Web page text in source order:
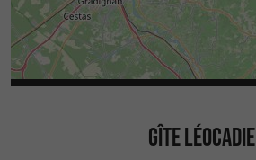
GÎTE LÉOCADIE